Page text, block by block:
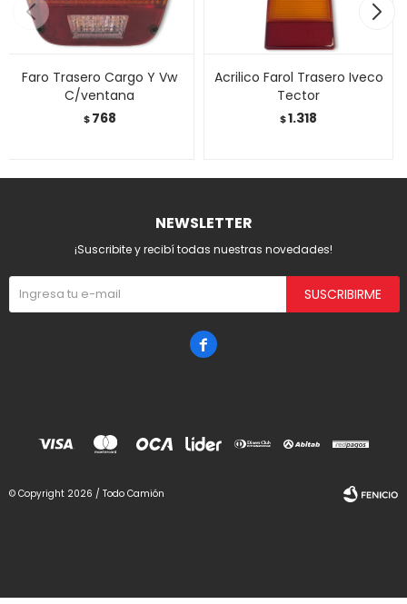
Faro Trasero Cargo Y Vw
C/ventana
$ 768
Acrilico Farol Trasero Iveco
Tector
$1.318
NEWSLETTER
¡Suscribite y recibí todas nuestras novedades!
SUSCRIBIRME

© Copyright 2026 / Todo Camión